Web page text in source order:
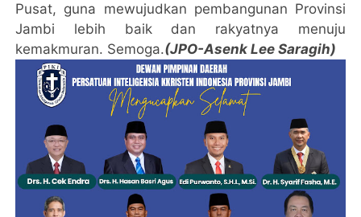
Pusat, guna mewujudkan pembangunan Provinsi
Jambi lebih baik dan rakyatnya menuju
kemakmuran. Semoga.(JPO-Asenk Lee Saragih)